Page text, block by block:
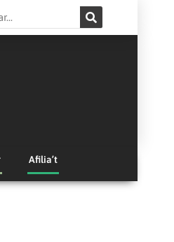
Afilia’t